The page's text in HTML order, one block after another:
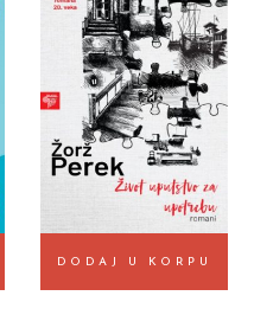
DODAJ U KORPU